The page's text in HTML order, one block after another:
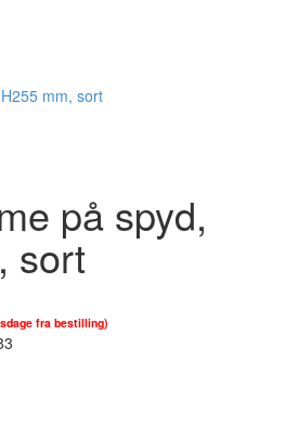
på spyd,
sort
fra bestilling)